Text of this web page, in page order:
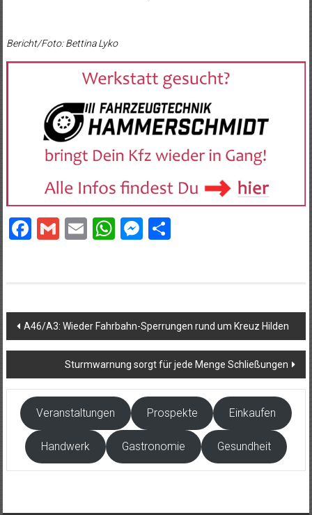
Bericht/Foto: Bettina Lyko
Facebook
Gmail
EmailWhatsApp
Messenger
Teilen
Beitragsnavigation
A46/A3: Wieder Fahrbahn-Sperrungen rund um Kreuz Hilden
Sturmwarnung sorgt für jede Menge Schließungen
Veranstaltungen Prospekte Einkaufen
Handwerk Gastronomie Gesundheit